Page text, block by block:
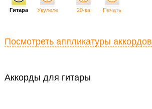
Аккорды для гитары
Гитара Укулеле 20-ка Печать
Посмотреть аппликатуры аккордов